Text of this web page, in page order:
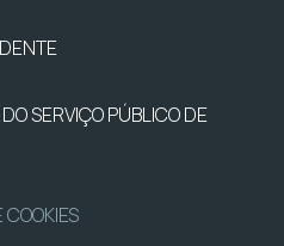
SERVIÇO PÚBLICO DE